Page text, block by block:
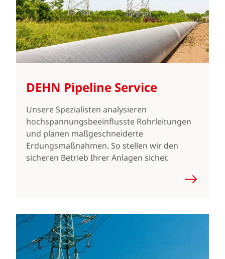
DEHN Pipeline Service
Unsere Spezialisten analysieren
hochspannungsbeeinflusste Rohrleitungen
und planen maßgeschneiderte
Erdungsmaßnahmen. So stellen wir den
sicheren Betrieb Ihrer Anlagen sicher.